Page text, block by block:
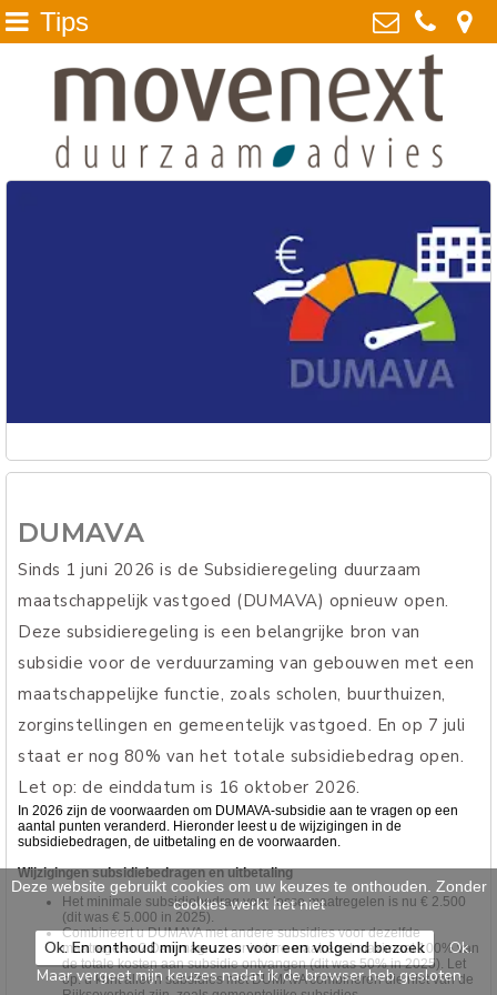
Home
DuMo
Waarom MoveNext
Presentaties
MoveNext BV
Ockenrode 14, 2352 JH
Leiderdorp
071 - 524 1835
Kvk: MoveNext - duurzaam advies
- 28085829
BTWnr: NL808888894B01
Tips
DUMAVA
Sinds 1 juni 2026 is de Subsidieregeling duurzaam
maatschappelijk vastgoed (DUMAVA) opnieuw open.
Deze subsidieregeling is een belangrijke bron van
subsidie voor de verduurzaming van gebouwen met een
maatschappelijke functie, zoals scholen, buurthuizen,
zorginstellingen en gemeentelijk vastgoed. En op 7 juli
staat er nog 80% van het totale subsidiebedrag open.
Let op: de einddatum is 16 oktober 2026.
In 2026 zijn de voorwaarden om DUMAVA-subsidie aan te vragen op een
aantal punten veranderd. Hieronder leest u de wijzigingen in de
subsidiebedragen, de uitbetaling en de voorwaarden.
Wijzigingen subsidiebedragen en uitbetaling
Het minimale subsidiebedrag voor losse maatregelen is nu € 2.500
(dit was € 5.000 in 2025).
Combineert u DUMAVA met andere subsidies voor dezelfde
maatregelen? Dan mag u voor iedere maatregel maximaal 100% van
de totale kosten aan subsidie ontvangen (dit was 50% in 2025). Let
op: u kunt alleen subsidies met DUMAVA combineren die niet van de
Deze website gebruikt cookies om uw keuzes te onthouden. Zonder
cookies werkt het niet
Ok. En onthoud mijn keuzes voor een volgend bezoek
Ok.
Maar vergeet mijn keuzes nadat ik de browser heb gesloten